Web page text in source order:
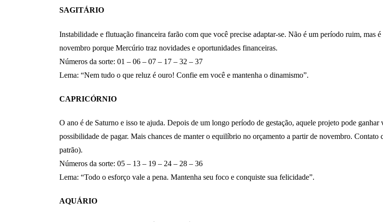
SAGITÁRIO
Instabilidade e flutuação financeira farão com que você precise adaptar-se. Não é um período ruim, mas
novembro porque Mercúrio traz novidades e oportunidades financeiras.
Números da sorte: 01 – 06 – 07 – 17 – 32 – 37
Lema: “Nem tudo o que reluz é ouro! Confie em você e mantenha o dinamismo”.
CAPRICÓRNIO
O ano é de Saturno e isso te ajuda. Depois de um longo período de gestação, aquele projeto pode
possibilidade de pagar. Mais chances de manter o equilíbrio no orçamento a partir de novembro. Contato
patrão).
Números da sorte: 05 – 13 – 19 – 24 – 28 – 36
Lema: “Todo o esforço vale a pena. Mantenha seu foco e conquiste sua felicidade”.
AQUÁRIO